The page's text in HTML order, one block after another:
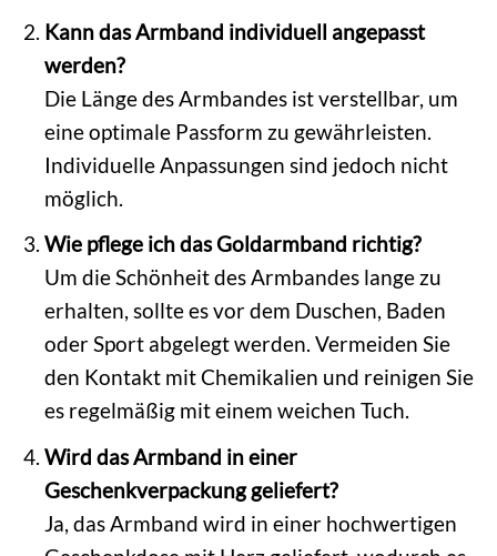
Kann das Armband individuell angepasst
werden?
Die Länge des Armbandes ist verstellbar, um
eine optimale Passform zu gewährleisten.
Individuelle Anpassungen sind jedoch nicht
möglich.
Wie pflege ich das Goldarmband richtig?
Um die Schönheit des Armbandes lange zu
erhalten, sollte es vor dem Duschen, Baden
oder Sport abgelegt werden. Vermeiden Sie
den Kontakt mit Chemikalien und reinigen Sie
es regelmäßig mit einem weichen Tuch.
Wird das Armband in einer
Geschenkverpackung geliefert?
Ja, das Armband wird in einer hochwertigen